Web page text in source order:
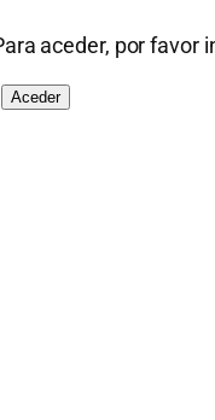
aceder, por favor